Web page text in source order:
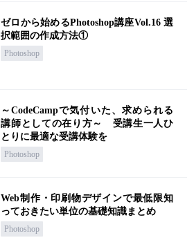
ゼロから始めるPhotoshop講座Vol.16 選
択範囲の作成方法①
Photoshop
～CodeCampで気付いた、求められる
講師としての在り方～ 受講生一人ひ
とりに最適な受講体験を
Photoshop
Web制作・印刷物デザインで最低限知
っておきたい単位の基礎知識まとめ
Photoshop